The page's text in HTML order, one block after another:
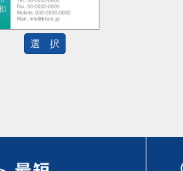
選 択